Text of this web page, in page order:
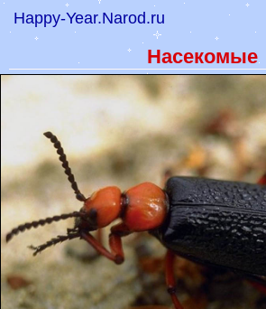
Насекомые
Happy-Year.Narod.ru
-Коты, кошки, котики
Тигры и дикие кошки
Обои волки и лисы
-Обои лошади
-Обои обезьяны
Обои знаков зодиака
Обои фэнтези
Праздники 2023
Гадание онлайн
-Книга судеб
-Книга перемен
Гороскоп на сегодня
Гороскоп на 2022 год